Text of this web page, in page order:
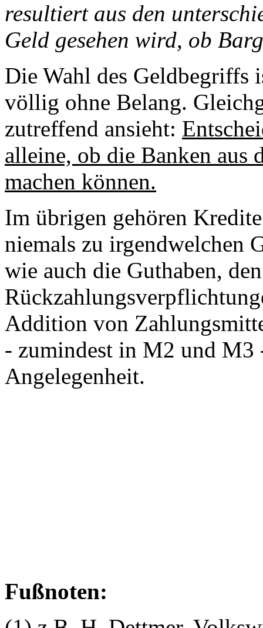
resultiert aus den
Geld gesehen wird, ob
Die Wahl des Geldbegriffs
völlig ohne Belang.
zutreffend ansieht:
alleine, ob die Banken aus
machen können.
Im übrigen gehören
niemals zu irgendwelchen
wie auch die Guthaben,
Addition von
- zumindest in M2 und M3
Angelegenheit.
Fußnoten: